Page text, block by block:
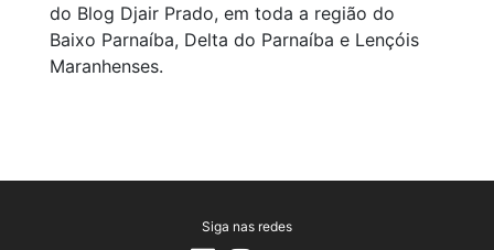
do Blog Djair Prado, em toda a região do
Baixo Parnaíba, Delta do Parnaíba e Lençóis
Maranhenses.
Siga nas redes